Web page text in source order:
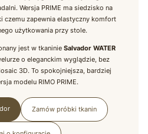
Wersja PRIME ma siedzisko na
czemu zapewnia elastyczny komfort
użytkowania przy stole.
jest w tkaninie Salvador WATER
o eleganckim wyglądzie, bez
3D. To spokojniejsza, bardziej
modelu RIMO PRIME.
Zamów próbki tkanin